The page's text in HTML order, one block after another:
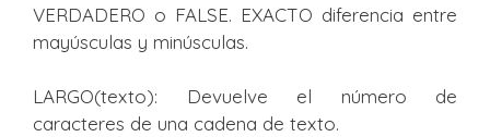
VERDADERO o FALSE. EXACTO diferencia entre
mayúsculas y minúsculas.
LARGO(texto): Devuelve el número de
caracteres de una cadena de texto.